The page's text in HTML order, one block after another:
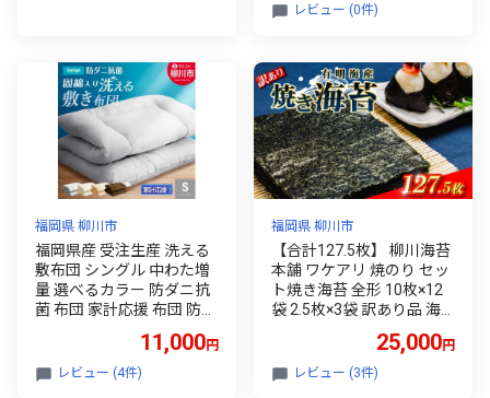
レビュー (0件)
福岡県 柳川市
福岡県産 受注生産 洗える
敷布団 シングル 中わた増
量 選べるカラー 防ダニ抗
菌 布団 家計応援 布団 防ダ
布団 洗濯可 布団 ふとん 布
団 しきふとん 布団 しきぶ
11,000円
レビュー (4件)
福岡県 柳川市
【合計127.5枚】 柳川海苔
本舗 ワケアリ 焼のり セッ
ト焼き海苔 全形 10枚×12
袋 2.5枚×3袋 訳あり品 海
にぎり 弁当 NORI nori 有明
海産 焼き海苔 美味しい海
25,000円
レビュー (3件)